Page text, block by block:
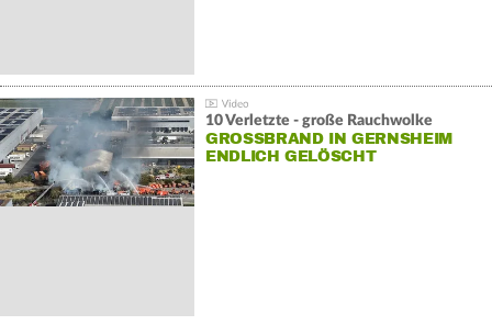
10 Verletzte - große Rauchwolke
GROSSBRAND IN GERNSHEIM E
NDLICH GELÖSCHT